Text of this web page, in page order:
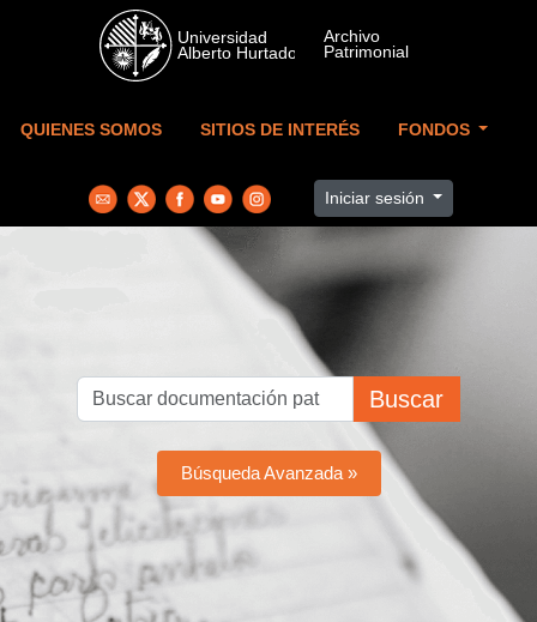
Skip to main content
QUIENES SOMOS SITIOS DE INTERÉS FONDOS
Iniciar sesión
Buscar
Búsqueda Avanzada »